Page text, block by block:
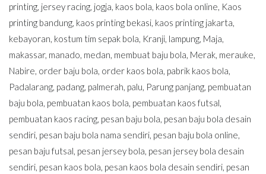
printing, jersey racing, jogja, kaos bola, kaos bola online, Kaos
printing bandung, kaos printing bekasi, kaos printing jakarta,
kebayoran, kostum tim sepak bola, Kranji, lampung, Maja,
makassar, manado, medan, membuat baju bola, Merak, merauke,
Nabire, order baju bola, order kaos bola, pabrik kaos bola,
Padalarang, padang, palmerah, palu, Parung panjang, pembuatan
baju bola, pembuatan kaos bola, pembuatan kaos futsal,
pembuatan kaos racing, pesan baju bola, pesan baju bola desain
sendiri, pesan baju bola nama sendiri, pesan baju bola online,
pesan baju futsal, pesan jersey bola, pesan jersey bola desain
sendiri, pesan kaos bola, pesan kaos bola desain sendiri, pesan